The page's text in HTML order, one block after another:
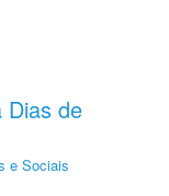
Dias de
e Sociais